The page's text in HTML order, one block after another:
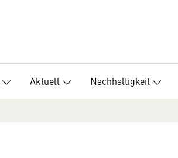
Aktuell Nachhaltigkeit